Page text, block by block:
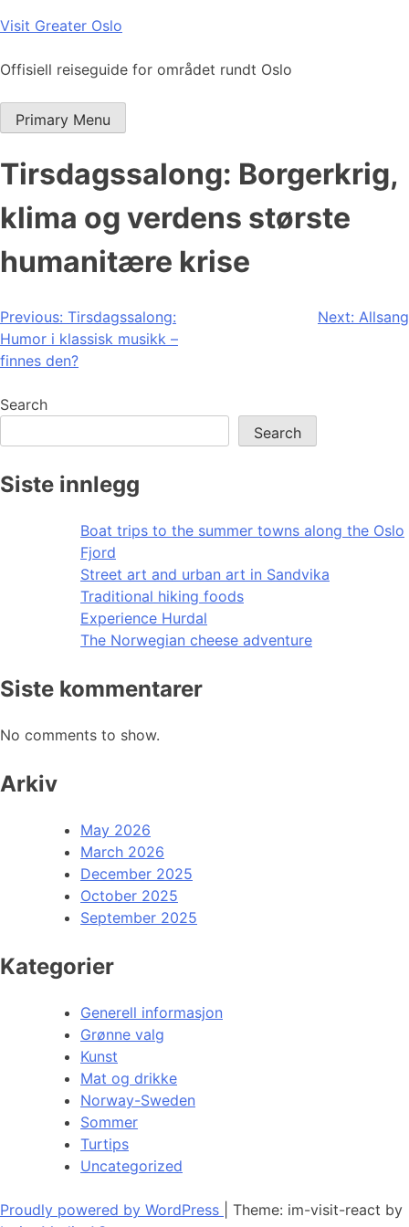
Skip
content
Visit Greater Oslo
Offisiell reiseguide for området rundt Oslo
Primary Menu
Tirsdagssalong: Borgerkrig,
klima og verdens største
humanitære krise
Post
navigation
Previous: Tirsdagssalong:
Humor i klassisk musikk –
finnes den?
Next: Allsang
Search
Search
Siste innlegg
Boat trips to the summer towns along the Oslo
Fjord
Street art and urban art in Sandvika
Traditional hiking foods
Experience Hurdal
The Norwegian cheese adventure
Siste kommentarer
No comments to show.
Arkiv
May 2026
March 2026
December 2025
October 2025
September 2025
Kategorier
Generell informasjon
Grønne valg
Kunst
Mat og drikke
Norway-Sweden
Sommer
Turtips
Uncategorized
Proudly powered by WordPress
Theme: im-visit-react by